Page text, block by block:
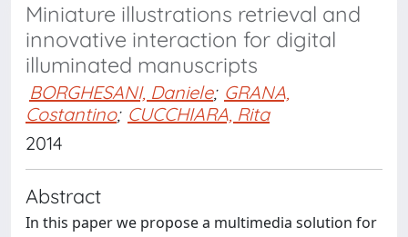
Miniature illustrations retrieval and
innovative interaction for digital
illuminated manuscripts
BORGHESANI, Daniele; GRANA,
Costantino; CUCCHIARA, Rita
2014
Abstract
In this paper we propose a multimedia solution for